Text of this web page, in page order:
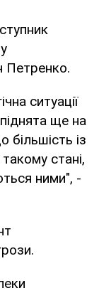
Петренко.
ситуації
ще на
більшість із
стані,
ними", -